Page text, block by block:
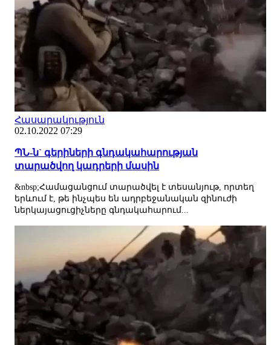
Հասարակություն
02.10.2022 07:29
ՊՆ-ն` գերիների գնդակահարության
տարածվող կադրերի մասին
&nbsp;Համացանցում տարածվել է տեսանյութ, որտեղ
երևում է, թե ինչպես են ադրբեջանական զինուժի
ներկայացուցիչները գնդակահարում...